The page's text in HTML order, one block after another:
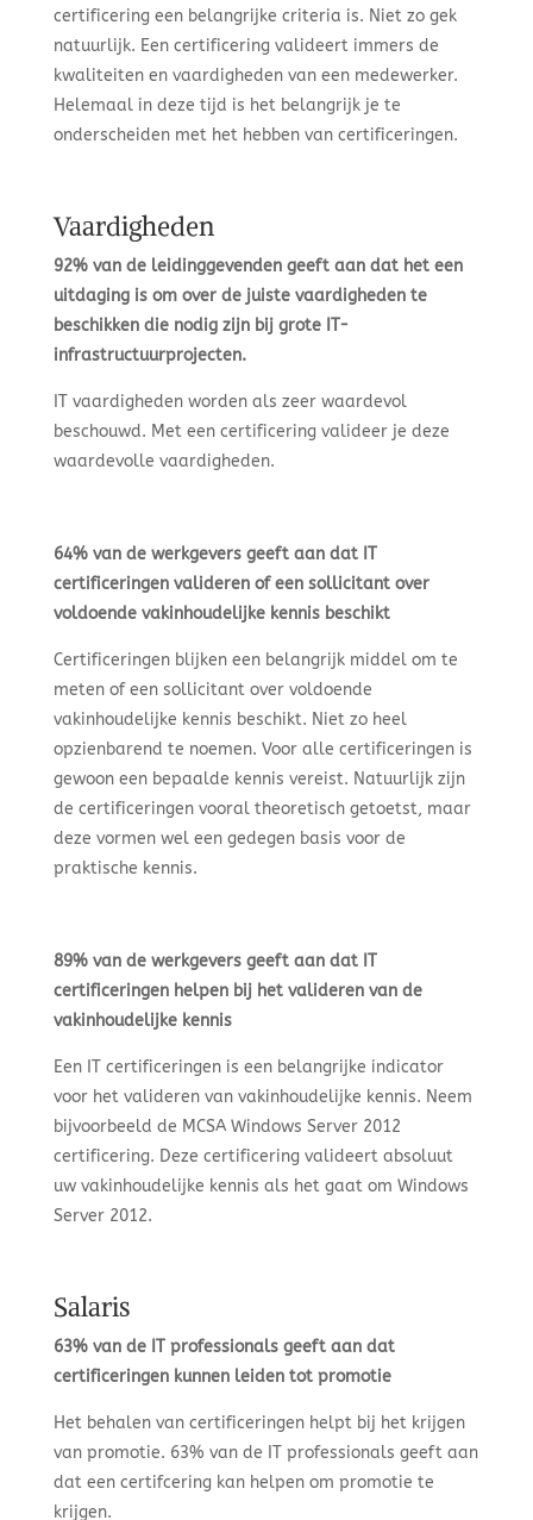
certificering een belangrijke criteria is. Niet zo gek
natuurlijk. Een certificering valideert immers de
kwaliteiten en vaardigheden van een medewerker.
Helemaal in deze tijd is het belangrijk je te
onderscheiden met het hebben van certificeringen.
Vaardigheden
92% van de leidinggevenden geeft aan dat het een
uitdaging is om over de juiste vaardigheden te
beschikken die nodig zijn bij grote IT-
infrastructuurprojecten.
IT vaardigheden worden als zeer waardevol
beschouwd. Met een certificering valideer je deze
waardevolle vaardigheden.
64% van de werkgevers geeft aan dat IT
certificeringen valideren of een sollicitant over
voldoende vakinhoudelijke kennis beschikt
Certificeringen blijken een belangrijk middel om te
meten of een sollicitant over voldoende
vakinhoudelijke kennis beschikt. Niet zo heel
opzienbarend te noemen. Voor alle certificeringen is
gewoon een bepaalde kennis vereist. Natuurlijk zijn
de certificeringen vooral theoretisch getoetst, maar
deze vormen wel een gedegen basis voor de
praktische kennis.
89% van de werkgevers geeft aan dat IT
certificeringen helpen bij het valideren van de
vakinhoudelijke kennis
Een IT certificeringen is een belangrijke indicator
voor het valideren van vakinhoudelijke kennis. Neem
bijvoorbeeld de MCSA Windows Server 2012
certificering. Deze certificering valideert absoluut
uw vakinhoudelijke kennis als het gaat om Windows
Server 2012.
Salaris
63% van de IT professionals geeft aan dat
certificeringen kunnen leiden tot promotie
Het behalen van certificeringen helpt bij het krijgen
van promotie. 63% van de IT professionals geeft aan
dat een certifcering kan helpen om promotie te
krijgen.